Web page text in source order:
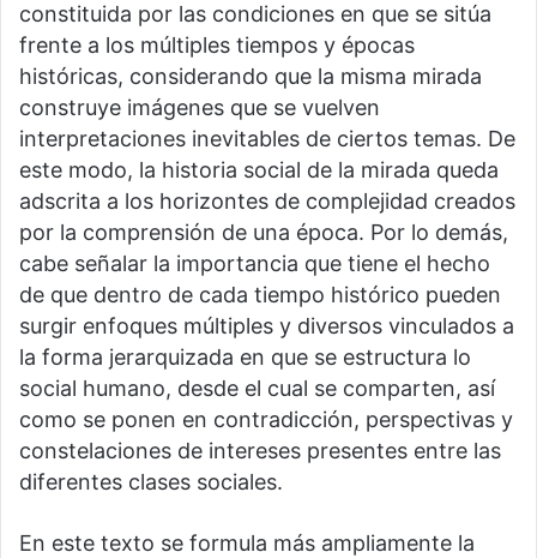
constituida por las condiciones en que se sitúa
frente a los múltiples tiempos y épocas
históricas, considerando que la misma mirada
construye imágenes que se vuelven
interpretaciones inevitables de ciertos temas. De
este modo, la historia social de la mirada queda
adscrita a los horizontes de complejidad creados
por la comprensión de una época. Por lo demás,
cabe señalar la importancia que tiene el hecho
de que dentro de cada tiempo histórico pueden
surgir enfoques múltiples y diversos vinculados a
la forma jerarquizada en que se estructura lo
social humano, desde el cual se comparten, así
como se ponen en contradicción, perspectivas y
constelaciones de intereses presentes entre las
diferentes clases sociales.
En este texto se formula más ampliamente la